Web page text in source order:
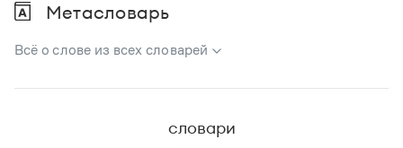
Научпоп
Метасловарь
Всё о слове из всех словарей
В метасловаре Грамоты в удобном виде собрана вся
Русский орфографический словарь
словари